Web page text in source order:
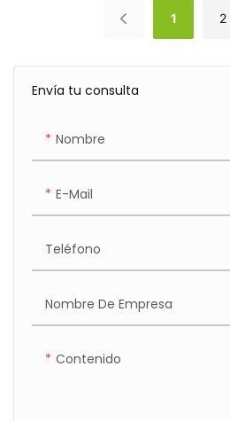
Envía tu consulta
Nombre
E-Mail
Teléfono
Nombre De Empresa
Contenido
1 2